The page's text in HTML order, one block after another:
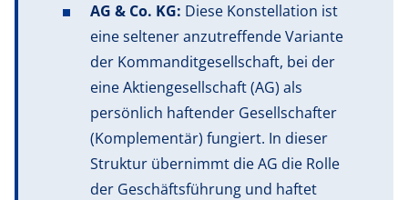
AG & Co. KG: Diese Konstellation ist
eine seltener anzutreffende Variante
der Kommanditgesellschaft, bei der
eine Aktiengesellschaft (AG) als
persönlich haftender Gesellschafter
(Komplementär) fungiert. In dieser
Struktur übernimmt die AG die Rolle
der Geschäftsführung und haftet